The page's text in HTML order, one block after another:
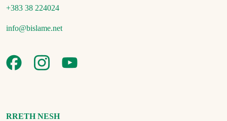
+383 38 224024
info@bislame.net
RRETH NESH